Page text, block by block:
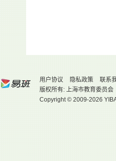
用户协议 隐私政策 联系
版权所有: 上海市教育委员
Copyright © 2009-2026